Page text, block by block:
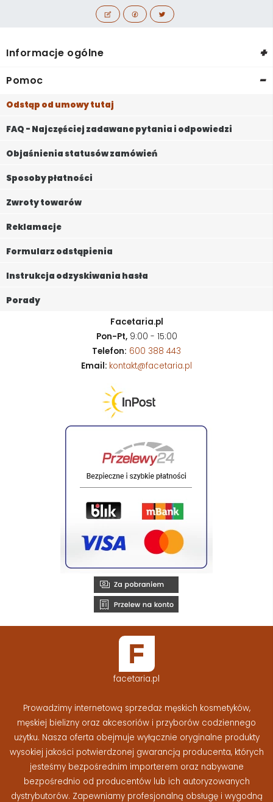
Informacje ogólne +
Pomoc -
Odstąp od umowy tutaj
FAQ - Najczęściej zadawane pytania i odpowiedzi
Objaśnienia statusów zamówień
Sposoby płatności
Zwroty towarów
Reklamacje
Formularz odstąpienia
Instrukcja odzyskiwania hasła
Porady
Facetaria.pl
Pon-Pt,9:00 - 15:00
Telefon: 600 388 443
Email: kontakt@facetaria.pl
facetaria.pl
Prowadzimy internetową sprzedaż męskich kosmetyków,
męskiej bielizny oraz akcesoriów i przyborów codziennego
użytku. Nasza oferta obejmuje wyłącznie oryginalne produkty
wysokiej jakości potwierdzonej gwarancją producenta, których
jesteśmy bezpośrednim importerem oraz nabywane
bezpośrednio od producentów lub ich autoryzowanych
dystrybutorów. Zapewniamy profesjonalną obsługę i wygodną